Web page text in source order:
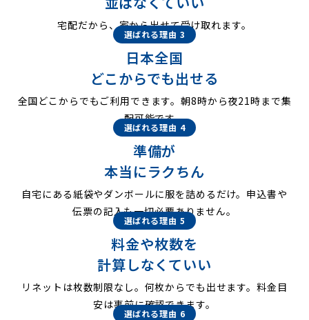
宅配だから、家から出せて受け取れます。
選ばれる理由 3
日本全国
どこからでも出せる
全国どこからでもご利用できます。朝8時から夜21時まで集
配可能です。
選ばれる理由 4
準備が
本当にラクちん
自宅にある紙袋やダンボールに服を詰めるだけ。申込書や
伝票の記入も一切必要ありません。
選ばれる理由 5
料金や枚数を
計算しなくていい
リネットは枚数制限なし。何枚からでも出せます。料金目
安は事前に確認できます。
選ばれる理由 6